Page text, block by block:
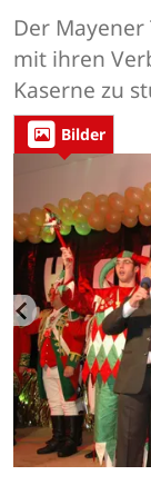
Der
mit ihren
Kaserne zu
Bilder